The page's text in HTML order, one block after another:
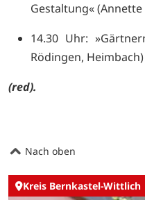
Gestaltung«
14.30 Uhr:
Rödingen, Heimbach)
(red).
Nach oben
Kreis Bernkastel-Wittlich